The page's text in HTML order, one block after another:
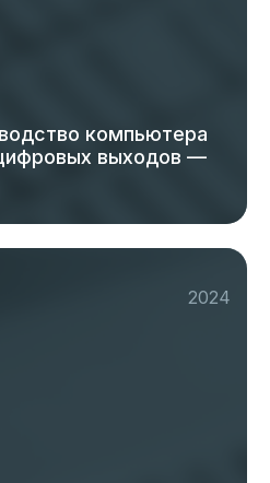
компьютера
выходов —
2024